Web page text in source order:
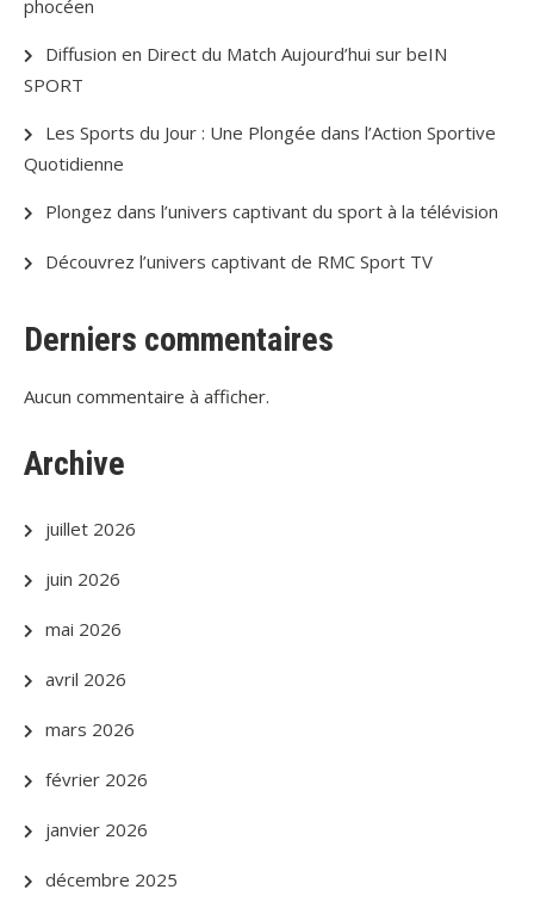
phocéen
Diffusion en Direct du Match Aujourd’hui sur beIN
SPORT
Les Sports du Jour : Une Plongée dans l’Action Sportive
Quotidienne
Plongez dans l’univers captivant du sport à la télévision
Découvrez l’univers captivant de RMC Sport TV
Derniers commentaires
Aucun commentaire à afficher.
Archive
juillet 2026
juin 2026
mai 2026
avril 2026
mars 2026
février 2026
janvier 2026
décembre 2025